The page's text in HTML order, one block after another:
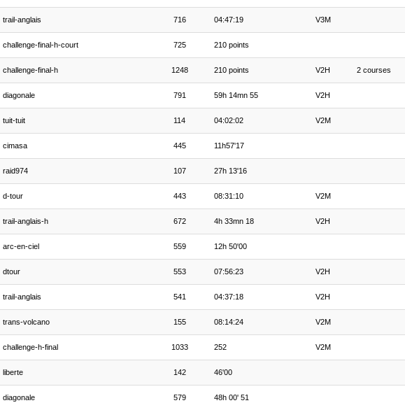
trail-anglais 716 04:47:19 V3M
challenge-final-h-court 725 210 points
challenge-final-h 1248 210 points V2H 2 courses
diagonale 791 59h 14mn 55 V2H
tuit-tuit 114 04:02:02 V2M
cimasa 445 11h57'17
raid974 107 27h 13'16
d-tour 443 08:31:10 V2M
trail-anglais-h 672 4h 33mn 18 V2H
arc-en-ciel 559 12h 50'00
dtour 553 07:56:23 V2H
trail-anglais 541 04:37:18 V2H
trans-volcano 155 08:14:24 V2M
challenge-h-final 1033 252 V2M
liberte 142 46'00
diagonale 579 48h 00' 51